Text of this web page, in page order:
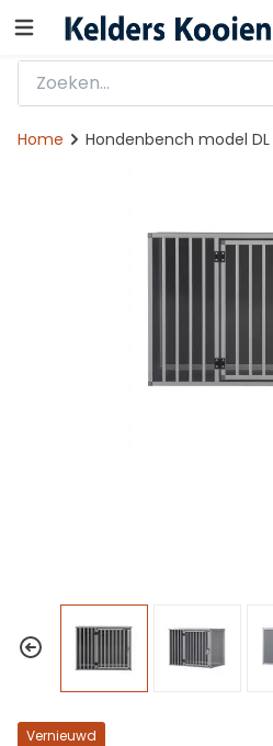
Home Hondenbench model
Vernieuwd